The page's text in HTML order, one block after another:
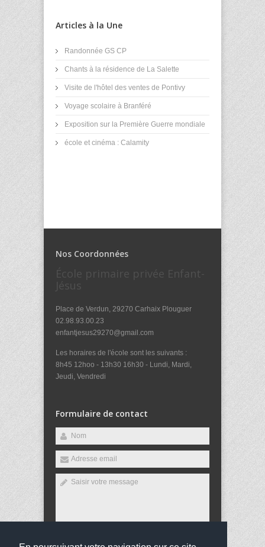
Articles à la Une
Randonnée GS CP
Chants à la résidence de La Salette
Visite de l'hôtel des ventes de Pontivy
Voyage scolaire à Branféré
Exposition sur la Première Guerre mondiale
école et cinéma : Calamity
Nos Coordonnées
École primaire privée Enfant-
Jésus
Place de Verdun, 29270 Carhaix Plouguer
02.98.93.00.23
enfantjesus29270@gmail.com
Les horaires de l'école sont les suivants :
8h45 12hoo - 13h30 16h30 - Lundi, Mardi,
Jeudi, Vendredi
Formulaire de contact